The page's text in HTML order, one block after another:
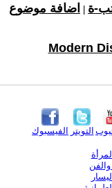
ة
اضافة موضوع
Modern
الفيسبوك التويتر
والفن